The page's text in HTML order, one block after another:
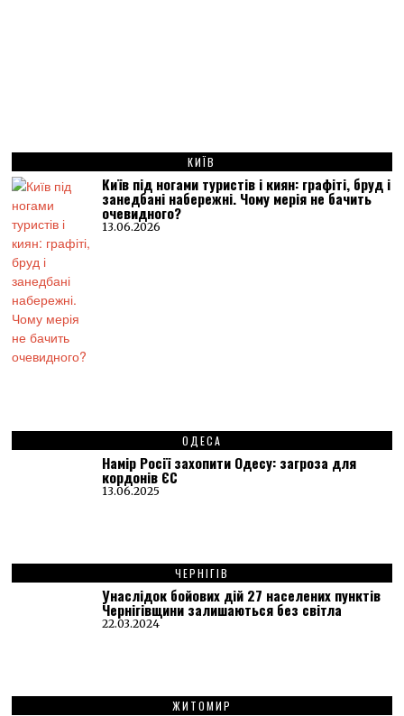
КИЇВ
Київ під ногами туристів і киян: графіті, бруд і
занедбані набережні. Чому мерія не бачить
очевидного?
13.06.2026
ОДЕСА
Намір Росії захопити Одесу: загроза для
кордонів ЄС
13.06.2025
ЧЕРНІГІВ
Унаслідок бойових дій 27 населених пунктів
Чернігівщини залишаються без світла
22.03.2024
ЖИТОМИР